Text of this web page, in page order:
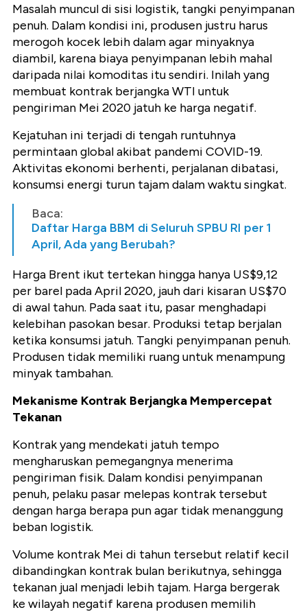
Masalah muncul di sisi logistik, tangki penyimpanan
penuh. Dalam kondisi ini, produsen justru harus
merogoh kocek lebih dalam agar minyaknya
diambil, karena biaya penyimpanan lebih mahal
daripada nilai komoditas itu sendiri. Inilah yang
membuat kontrak berjangka WTI untuk
pengiriman Mei 2020 jatuh ke harga negatif.
Kejatuhan ini terjadi di tengah runtuhnya
permintaan global akibat pandemi COVID-19.
Aktivitas ekonomi berhenti, perjalanan dibatasi,
konsumsi energi turun tajam dalam waktu singkat.
Baca:
Daftar Harga BBM di Seluruh SPBU RI per 1
April, Ada yang Berubah?
Harga Brent ikut tertekan hingga hanya US$9,12
per barel pada April 2020, jauh dari kisaran US$70
di awal tahun. Pada saat itu, pasar menghadapi
kelebihan pasokan besar. Produksi tetap berjalan
ketika konsumsi jatuh. Tangki penyimpanan penuh.
Produsen tidak memiliki ruang untuk menampung
minyak tambahan.
Mekanisme Kontrak Berjangka Mempercepat
Tekanan
Kontrak yang mendekati jatuh tempo
mengharuskan pemegangnya menerima
pengiriman fisik. Dalam kondisi penyimpanan
penuh, pelaku pasar melepas kontrak tersebut
dengan harga berapa pun agar tidak menanggung
beban logistik.
Volume kontrak Mei di tahun tersebut relatif kecil
dibandingkan kontrak bulan berikutnya, sehingga
tekanan jual menjadi lebih tajam. Harga bergerak
ke wilayah negatif karena produsen memilih